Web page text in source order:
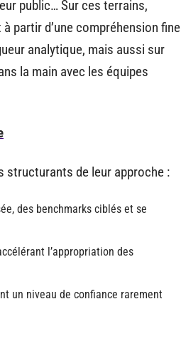
public… Sur ces terrains,
partir d’une compréhension fine
analytique, mais aussi sur
la main avec les équipes
structurants de leur approche :
des benchmarks ciblés et se
l’appropriation des
un niveau de confiance rarement